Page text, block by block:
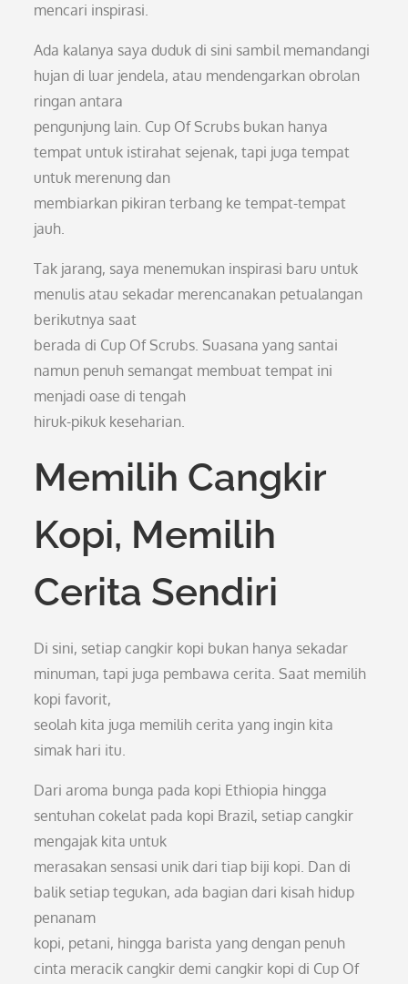
mencari inspirasi.
Ada kalanya saya duduk di sini sambil memandangi
hujan di luar jendela, atau mendengarkan obrolan
ringan antara
pengunjung lain. Cup Of Scrubs bukan hanya
tempat untuk istirahat sejenak, tapi juga tempat
untuk merenung dan
membiarkan pikiran terbang ke tempat-tempat
jauh.
Tak jarang, saya menemukan inspirasi baru untuk
menulis atau sekadar merencanakan petualangan
berikutnya saat
berada di Cup Of Scrubs. Suasana yang santai
namun penuh semangat membuat tempat ini
menjadi oase di tengah
hiruk-pikuk keseharian.
Memilih Cangkir
Kopi, Memilih
Cerita Sendiri
Di sini, setiap cangkir kopi bukan hanya sekadar
minuman, tapi juga pembawa cerita. Saat memilih
kopi favorit,
seolah kita juga memilih cerita yang ingin kita
simak hari itu.
Dari aroma bunga pada kopi Ethiopia hingga
sentuhan cokelat pada kopi Brazil, setiap cangkir
mengajak kita untuk
merasakan sensasi unik dari tiap biji kopi. Dan di
balik setiap tegukan, ada bagian dari kisah hidup
penanam
kopi, petani, hingga barista yang dengan penuh
cinta meracik cangkir demi cangkir kopi di Cup Of